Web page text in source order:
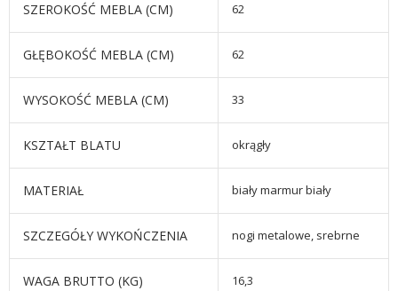
SZEROKOŚĆ MEBLA (CM) 62
GŁĘBOKOŚĆ MEBLA (CM) 62
WYSOKOŚĆ MEBLA (CM) 33
KSZTAŁT BLATU okrągły
MATERIAŁ biały marmur biały
SZCZEGÓŁY WYKOŃCZENIA nogi metalowe, srebrne
WAGA BRUTTO (KG) 16,3